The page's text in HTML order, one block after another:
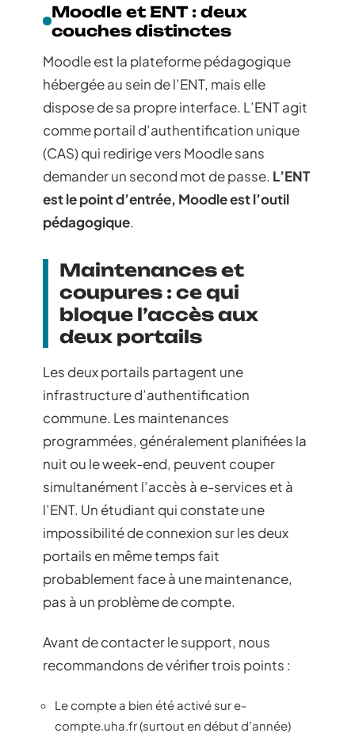
Moodle et ENT : deux
couches distinctes
Moodle est la plateforme pédagogique
hébergée au sein de l’ENT, mais elle
dispose de sa propre interface. L’ENT agit
comme portail d’authentification unique
(CAS) qui redirige vers Moodle sans
demander un second mot de passe. L’ENT
est le point d’entrée, Moodle est l’outil
pédagogique.
Maintenances et
coupures : ce qui
bloque l’accès aux
deux portails
Les deux portails partagent une
infrastructure d’authentification
commune. Les maintenances
programmées, généralement planifiées la
nuit ou le week-end, peuvent couper
simultanément l’accès à e-services et à
l’ENT. Un étudiant qui constate une
impossibilité de connexion sur les deux
portails en même temps fait
probablement face à une maintenance,
pas à un problème de compte.
Avant de contacter le support, nous
recommandons de vérifier trois points :
Le compte a bien été activé sur e-
compte.uha.fr (surtout en début d’année)